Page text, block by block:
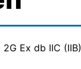
Ex db IIC (IIB)